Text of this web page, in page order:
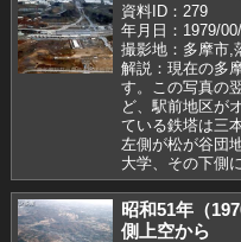
資料ID：279
年月日：1979/
撮影地：多摩市,
解説：現在の多
す。この写真の
ど、駅前地区が
ている鉄塔は三
左側が松が谷団
大学、その下側
昭和51年（
側上空から